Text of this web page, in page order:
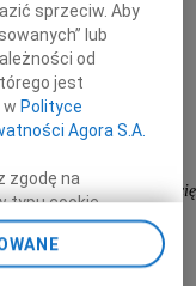
Ojca
składają
i Onkologii
w Szczecinie
sprzeciw. Aby
lub
od
jest
w Polityce
Agora S.A.
zgodę na
typu cookie
i Agora S.A.
też w każdej
cookie,